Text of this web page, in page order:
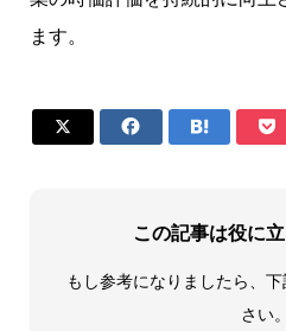
ます。
   
この記事は役に
もし参考になりましたら、
さい。